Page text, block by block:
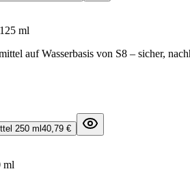
ml
auf Wasserbasis von S8 – sicher,
250 ml 40,79 €
ml